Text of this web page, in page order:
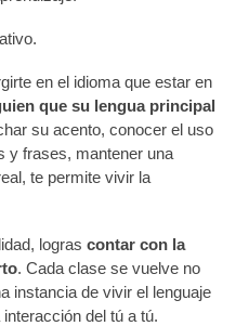
en el idioma que estar en
que su lengua principal
su acento, conocer el uso
y frases, mantener una
te permite vivir la
logras contar con la
. Cada clase se vuelve no
instancia de vivir el lenguaje
del tú a tú.